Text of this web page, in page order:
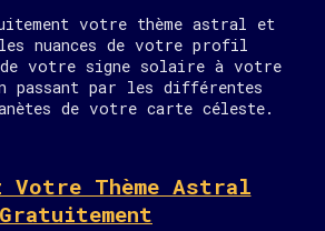
votre thème astral et
nuances de votre profil
votre signe solaire à votre
passant par les différentes
de votre carte céleste.
Votre Thème Astral
Gratuitement